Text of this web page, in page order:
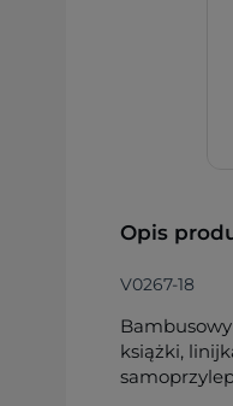
Opis
V0267-18
książki,